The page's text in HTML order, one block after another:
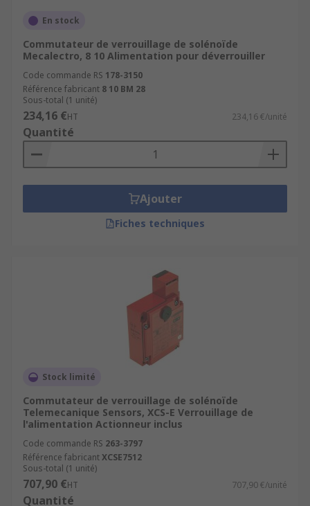
En stock
Commutateur de verrouillage de solénoïde
Mecalectro, 8 10 Alimentation pour déverrouiller
Code commande RS 178-3150
Référence fabricant 8 10 BM 28
Sous-total (1 unité)
234,16 €HT 234,16 €/unité
Quantité
Ajouter
Fiches techniques
Stock limité
Commutateur de verrouillage de solénoïde
Telemecanique Sensors, XCS-E Verrouillage de
l'alimentation Actionneur inclus
Code commande RS 263-3797
Référence fabricantXCSE7512
Sous-total (1 unité)
707,90 €HT 707,90 €/unité
Quantité